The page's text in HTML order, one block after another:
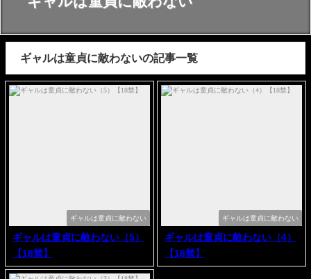
ギャルは童貞に敵わないの記事一覧
ギャルは童貞に敵わない
ギャルは童貞に敵わない（5）
【18禁】
ギャルは童貞に敵わない
ギャルは童貞に敵わない（4）
【18禁】